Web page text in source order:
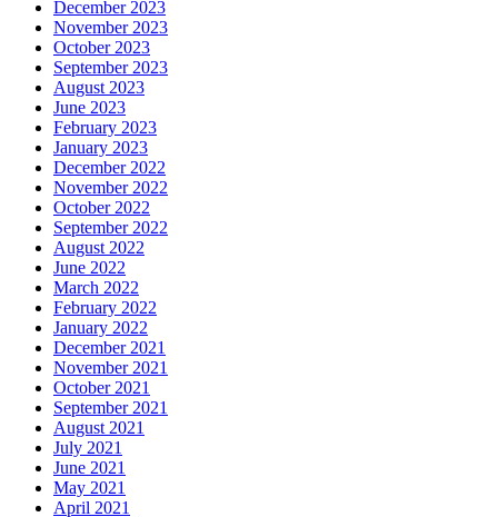
December 2023
November 2023
October 2023
September 2023
August 2023
June 2023
February 2023
January 2023
December 2022
November 2022
October 2022
September 2022
August 2022
June 2022
March 2022
February 2022
January 2022
December 2021
November 2021
October 2021
September 2021
August 2021
July 2021
June 2021
May 2021
April 2021